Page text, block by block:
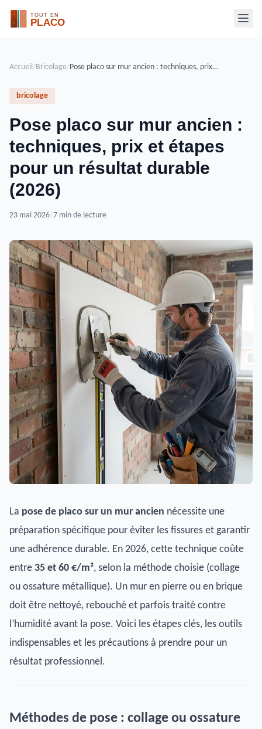
Accueil/Bricolage/ Pose placo sur mur ancien : techniques, prix et étapes pour un résultat durable (2026)
bricolage
Pose placo sur mur ancien :
techniques, prix et étapes
pour un résultat durable
(2026)
23 mai 2026 7 min de lecture
La pose de placo sur un mur ancien nécessite une
préparation spécifique pour éviter les fissures et garantir
une adhérence durable. En 2026, cette technique coûte
entre 35 et 60 €/m², selon la méthode choisie (collage
ou ossature métallique). Un mur en pierre ou en brique
doit être nettoyé, rebouché et parfois traité contre
l’humidité avant la pose. Voici les étapes clés, les outils
indispensables et les précautions à prendre pour un
résultat professionnel.
Méthodes de pose : collage ou ossature